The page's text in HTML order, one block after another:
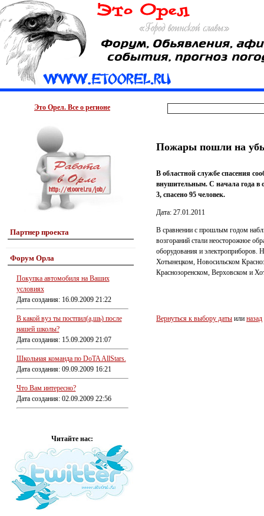
Это Орел. Все о регионе
Партнер проекта
Форум Орла
Покупка автомобиля на Ваших
условиях
Дата создания: 16.09.2009 21:22
В какой вуз ты постпил(а,шь) после
нашей школы?
Дата создания: 15.09.2009 21:07
Школьная команда по DoTA AllStars.
Дата создания: 09.09.2009 16:21
Что Вам интересно?
Дата создания: 02.09.2009 22:56
Читайте нас:
Пожары пошли на
В областной службе спасения
внушительным. С начала года в
3, спасено 95 человек.
Дата: 27.01.2011
В сравнении с прошлым годом
возгораний стали неосторожное
оборудования и электроприборов.
Хотынецком, Новосильском
Краснозоренском, Верховском и
Вернуться к выбору даты или назад